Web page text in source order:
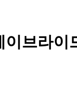
이브라이